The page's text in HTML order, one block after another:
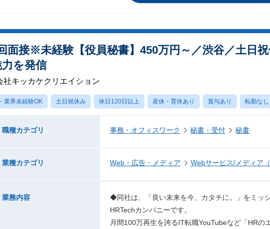
面接※未経験【役員秘書】450万円～／渋⾕／土日
力を発信
社キッカケクリエイション
業界未経験OK 土日祝休み 休日120日以上 産休・育休あり 賞与あり 転勤なし
職種カテゴリ 事務・オフィスワーク 秘書・受付 秘書
業種カテゴリ Web・広告・メディア Webサービス/メディア
業務内容
◆同社は、「良い未来を今、カタチに。」をミッ
HRTechカンパニーです。
月間100万再生を誇るIT転職YouTubeなど「HR